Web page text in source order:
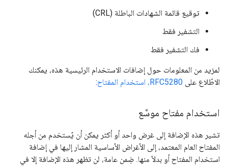
توقيع قائمة الشهادات الباطلة (CRL)
التشفير فقط
فك التشفير فقط
لمزيد من المعلومات حول إضافات الاستخدام الرئيسية هذه، يمكنك
الاطّلاع على RFC5280، استخدام المفتاح :
استخدام مفتاح موسَّع
تشير هذه الإضافة إلى غرض واحد أو أكثر يمكن أن يُستخدم من أجله
المفتاح العام المعتمد، إلى الأغراض الأساسية المشار إليها في إضافة
استخدام المفتاح أو بدلاً منها. ضِمن عامة، لن تظهر هذه الإضافة إلا في